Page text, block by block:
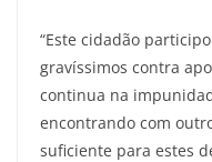
“Este cidadão
gravíssimos contra
continua na
encontrando com
suficiente para estes